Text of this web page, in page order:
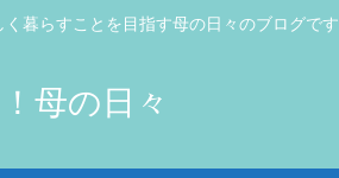
暮らすことを目指す母の日々のブログです
母の日々